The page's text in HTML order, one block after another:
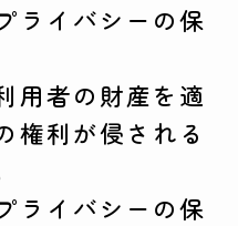
ライバシーの保
用者の財産を適
権利が侵される
ライバシーの保